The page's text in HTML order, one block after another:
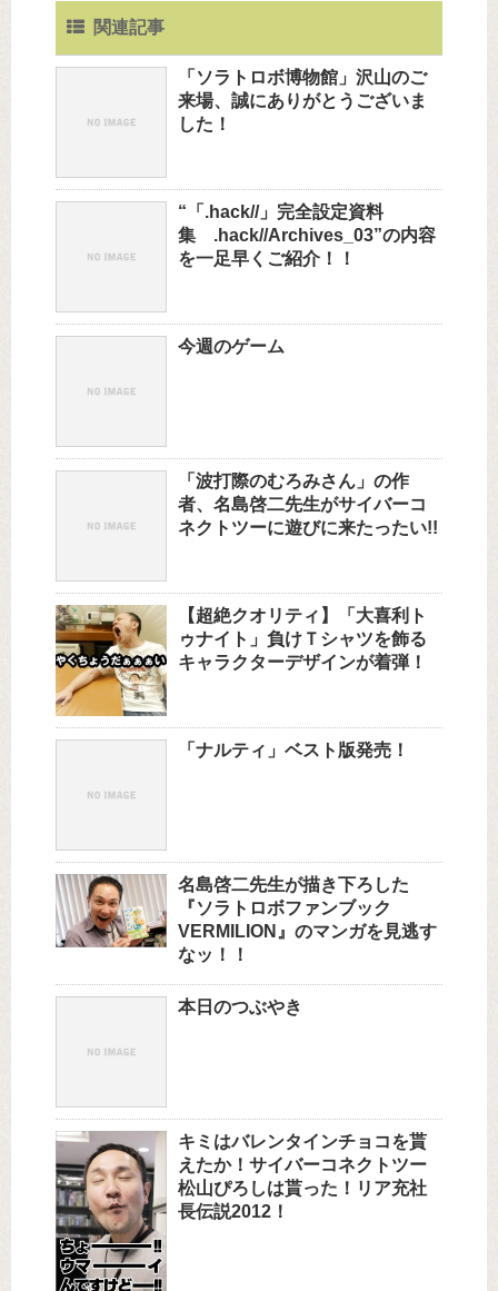
関連記事
「ソラトロボ博物館」沢山のご
来場、誠にありがとうございま
した！
“「.hack//」完全設定資料
集 .hack//Archives_03”の内容
を一足早くご紹介！！
今週のゲーム
「波打際のむろみさん」の作
者、名島啓二先生がサイバーコ
ネクトツーに遊びに来たったい!!
【超絶クオリティ】「大喜利ト
ゥナイト」負けＴシャツを飾る
キャラクターデザインが着弾！
「ナルティ」ベスト版発売！
名島啓二先生が描き下ろした
『ソラトロボファンブック
VERMILION』のマンガを見逃す
なッ！！
本日のつぶやき
キミはバレンタインチョコを貰
えたか！サイバーコネクトツー
松山ぴろしは貰った！リア充社
長伝説2012！